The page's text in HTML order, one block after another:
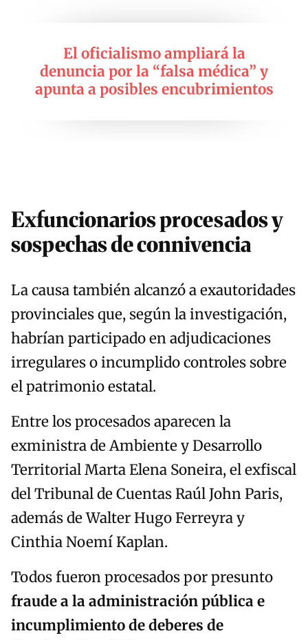
El oficialismo ampliará la
denuncia por la “falsa médica” y
apunta a posibles encubrimientos
Exfuncionarios procesados y
sospechas de connivencia
La causa también alcanzó a exautoridades
provinciales que, según la investigación,
habrían participado en adjudicaciones
irregulares o incumplido controles sobre
el patrimonio estatal.
Entre los procesados aparecen la
exministra de Ambiente y Desarrollo
Territorial Marta Elena Soneira, el exfiscal
del Tribunal de Cuentas Raúl John Paris,
además de Walter Hugo Ferreyra y
Cinthia Noemí Kaplan.
Todos fueron procesados por presunto
fraude a la administración pública e
incumplimiento de deberes de